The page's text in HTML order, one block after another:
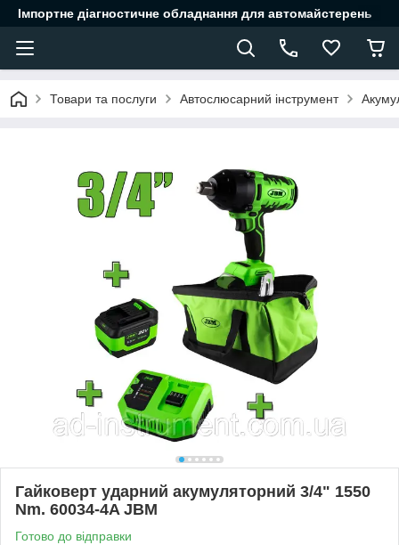
Імпортне діагностичне обладнання для автомайстерень
Товари та послуги Автослюсарний інструмент
Гайковерт ударний акумуляторний 3/4" 1550
Nm. 60034-4A JBM
Готово до відправки